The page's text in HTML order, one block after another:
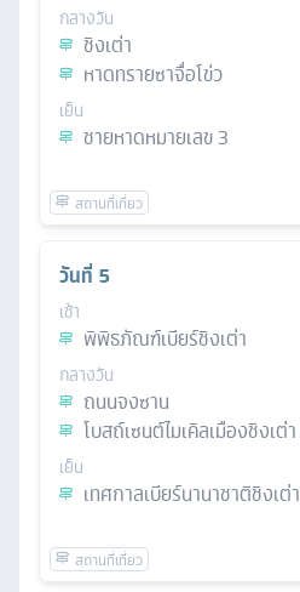
กลางวัน
ชิงเต่า
หาดทรายซาจื่อโข่ว
เย็น
ชายหาดหมายเลข 3
วันที่ 5
เช้า
พิพิธภัณฑ์เบียร์ชิงเต่า
กลางวัน
ถนนจงซาน
โบสถ์เซนต์ไมเคิลเมืองชิงเต่า
เย็น
เทศกาลเบียร์นานาชาติชิงเต่า